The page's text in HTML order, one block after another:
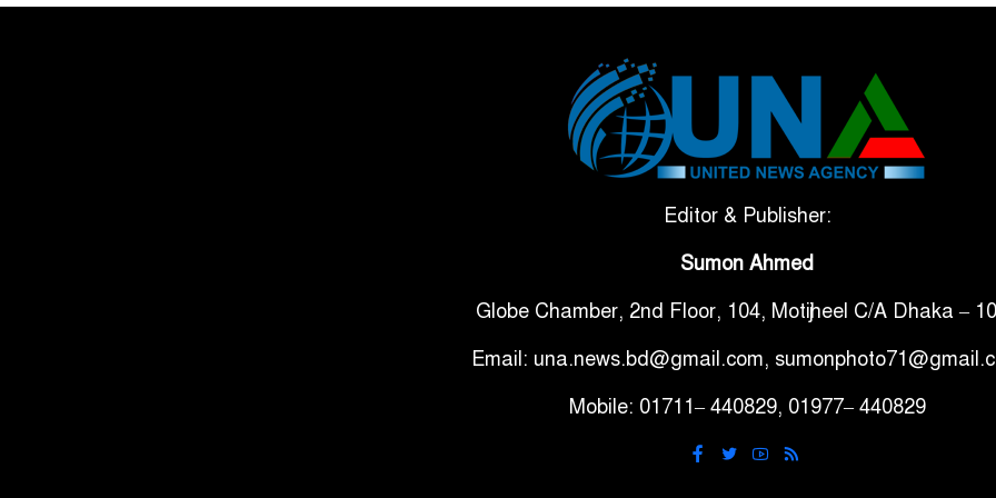
Editor & Publisher:
Sumon Ahmed
Globe Chamber, 2nd Floor, 104, Motijheel C/A Dhaka –
Email: una.news.bd@gmail.com,
Mobile: 01711– 440829, 01977– 440829